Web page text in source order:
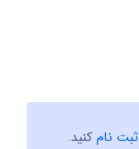
ثبت نامکنید.